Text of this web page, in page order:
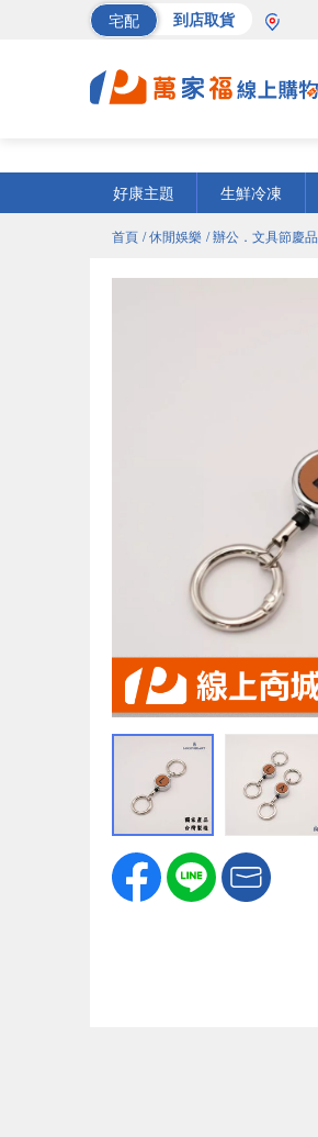
宅配 到店取貨
好康主題
生鮮冷凍
首頁 / 休閒娛樂 / 辦公．文具節慶品